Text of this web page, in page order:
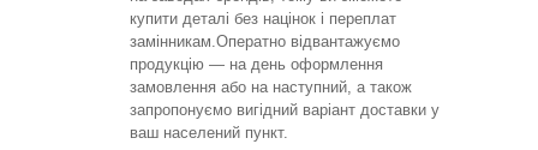
купити деталі без націнок і переплат
замінникам.Оператно відвантажуємо
продукцію — на день оформлення
замовлення або на наступний, а також
запропонуємо вигідний варіант доставки у
ваш населений пункт.